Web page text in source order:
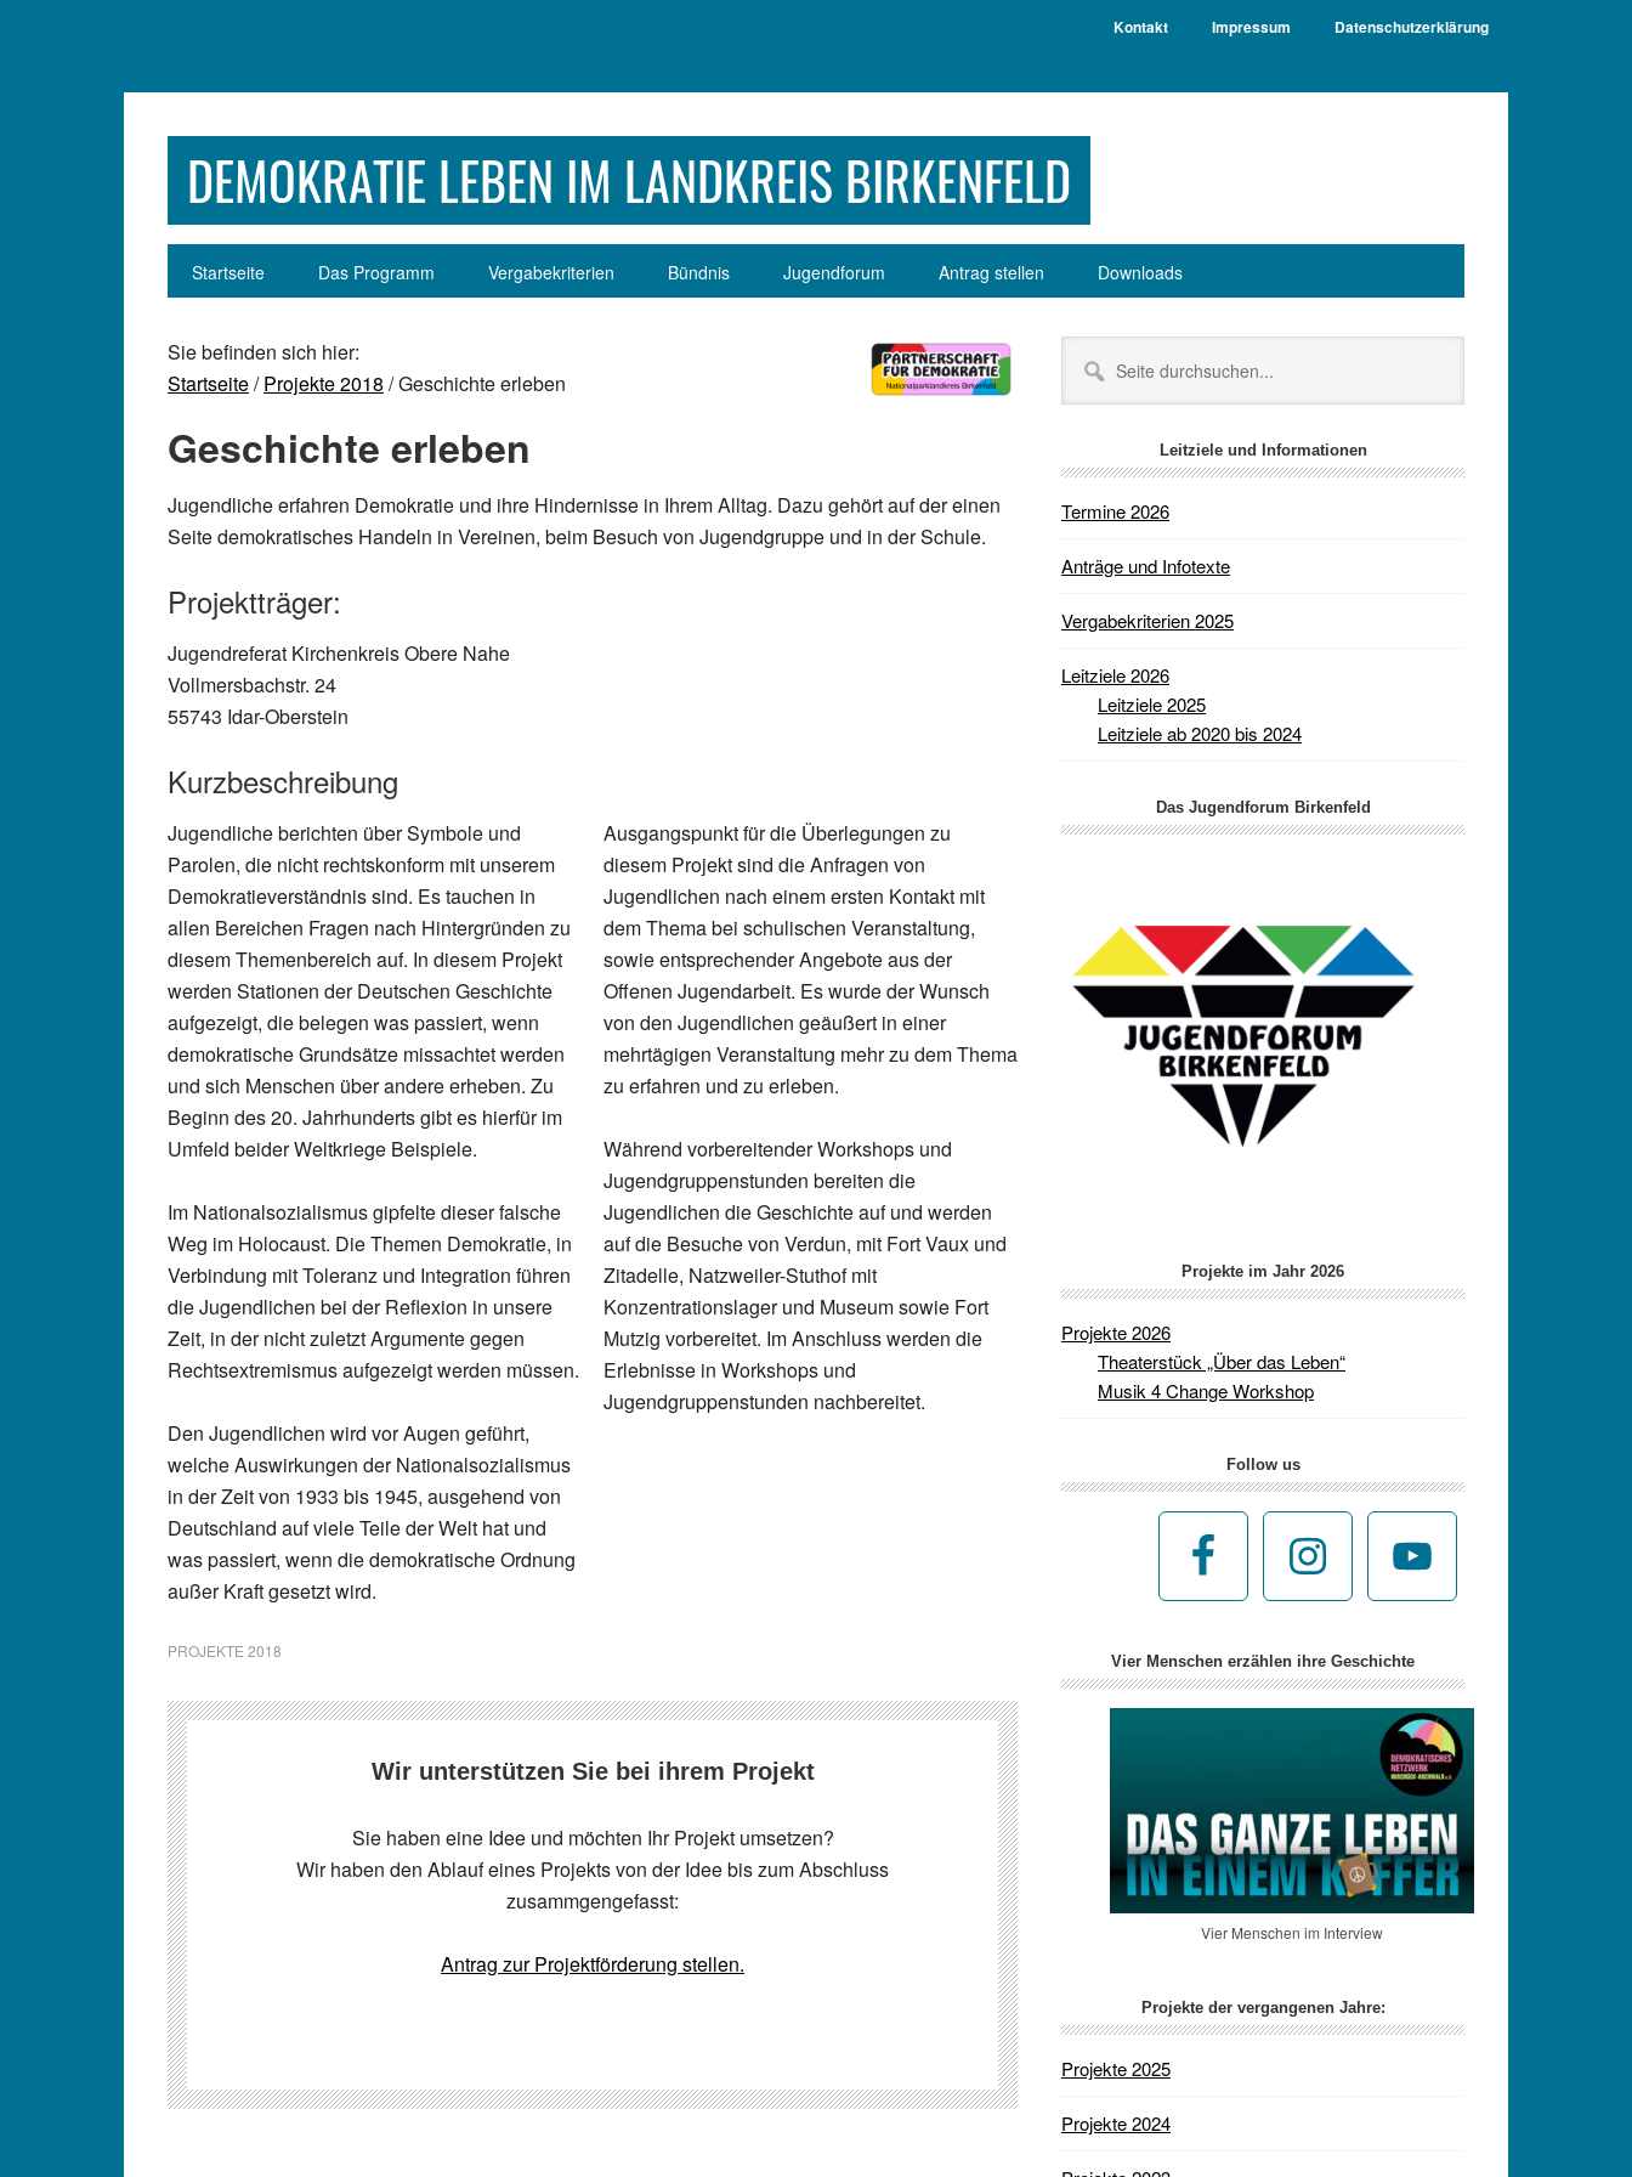
Kontakt Impressum Datenschutzerklärung
DEMOKRATIE LEBEN IM LANDKREIS BIRKENFELD
Startseite Das Programm Vergabekriterien Bündnis Jugendforum Antrag stellen Downloads
Sie befinden sich hier:
Startseite/Projekte 2018 / Geschichte erleben
Geschichte erleben
Jugendliche erfahren Demokratie und ihre Hindernisse in Ihrem Alltag. Dazu gehört auf der einen
Seite demokratisches Handeln in Vereinen, beim Besuch von Jugendgruppe und in der Schule.
Projektträger:
Jugendreferat Kirchenkreis Obere Nahe
Vollmersbachstr. 24
55743 Idar-Oberstein
Kurzbeschreibung
Jugendliche berichten über Symbole und
Parolen, die nicht rechtskonform mit unserem
Demokratieverständnis sind. Es tauchen in
allen Bereichen Fragen nach Hintergründen zu
diesem Themenbereich auf. In diesem Projekt
werden Stationen der Deutschen Geschichte
aufgezeigt, die belegen was passiert, wenn
demokratische Grundsätze missachtet werden
und sich Menschen über andere erheben. Zu
Beginn des 20. Jahrhunderts gibt es hierfür im
Umfeld beider Weltkriege Beispiele.
Im Nationalsozialismus gipfelte dieser falsche
Weg im Holocaust. Die Themen Demokratie, in
Verbindung mit Toleranz und Integration führen
die Jugendlichen bei der Reflexion in unsere
Zeit, in der nicht zuletzt Argumente gegen
Rechtsextremismus aufgezeigt werden müssen.
Den Jugendlichen wird vor Augen geführt,
welche Auswirkungen der Nationalsozialismus
in der Zeit von 1933 bis 1945, ausgehend von
Deutschland auf viele Teile der Welt hat und
was passiert, wenn die demokratische Ordnung
außer Kraft gesetzt wird.
Ausgangspunkt für die Überlegungen zu
diesem Projekt sind die Anfragen von
Jugendlichen nach einem ersten Kontakt mit
dem Thema bei schulischen Veranstaltung,
sowie entsprechender Angebote aus der
Offenen Jugendarbeit. Es wurde der Wunsch
von den Jugendlichen geäußert in einer
mehrtägigen Veranstaltung mehr zu dem Thema
zu erfahren und zu erleben.
Während vorbereitender Workshops und
Jugendgruppenstunden bereiten die
Jugendlichen die Geschichte auf und werden
auf die Besuche von Verdun, mit Fort Vaux und
Zitadelle, Natzweiler-Stuthof mit
Konzentrationslager und Museum sowie Fort
Mutzig vorbereitet. Im Anschluss werden die
Erlebnisse in Workshops und
Jugendgruppenstunden nachbereitet.
PROJEKTE 2018
Wir unterstützen Sie bei ihrem Projekt
Sie haben eine Idee und möchten Ihr Projekt umsetzen?
Wir haben den Ablauf eines Projekts von der Idee bis zum Abschluss
zusammgengefasst:
Antrag zur Projektförderung stellen.
Seitenspalte
durchsuchen...
Leitziele und Informationen
Termine 2026
Anträge und Infotexte
Vergabekriterien 2025
Leitziele 2026
Leitziele 2025
Leitziele ab 2020 bis 2024
Das Jugendforum Birkenfeld
Projekte im Jahr 2026
Projekte 2026
Theaterstück „Über das Leben“
Musik 4 Change Workshop
Follow us
Vier Menschen erzählen ihre Geschichte
Vier Menschen im Interview
Projekte der vergangenen Jahre:
Projekte 2025
Projekte 2024